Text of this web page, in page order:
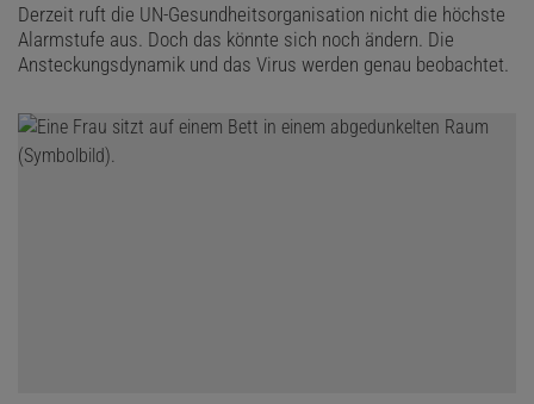
Derzeit ruft die UN-Gesundheitsorganisation nicht die höchste
Alarmstufe aus. Doch das könnte sich noch ändern. Die
Ansteckungsdynamik und das Virus werden genau beobachtet.